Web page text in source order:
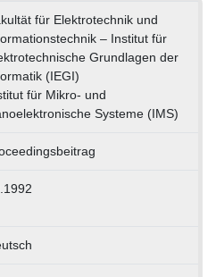
für Elektrotechnik und
– Institut für
Grundlagen der
(IEGI)
für Mikro- und
Systeme (IMS)